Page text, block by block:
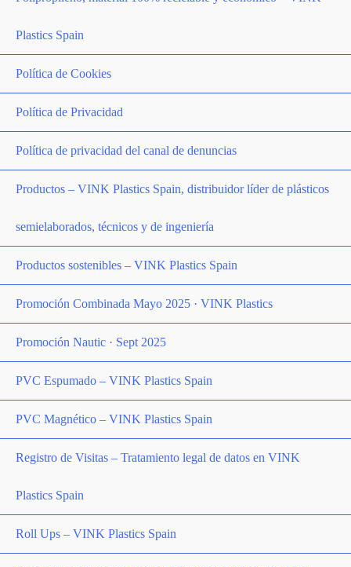
Plastics Spain
Política de Cookies
Política de Privacidad
Política de privacidad del canal de denuncias
Productos – VINK Plastics Spain, distribuidor líder de plásticos
semielaborados, técnicos y de ingeniería
Productos sostenibles – VINK Plastics Spain
Promoción Combinada Mayo 2025 · VINK Plastics
Promoción Nautic · Sept 2025
PVC Espumado – VINK Plastics Spain
PVC Magnético – VINK Plastics Spain
Registro de Visitas – Tratamiento legal de datos en VINK
Plastics Spain
Roll Ups – VINK Plastics Spain